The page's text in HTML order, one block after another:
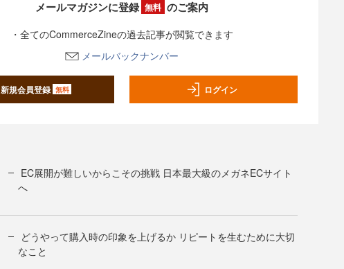
メールマガジンに登録 無料 のご案内
・全てのCommerceZineの過去記事が閲覧できます
メールバックナンバー
新規会員登録 無料 ログイン
EC展開が難しいからこその挑戦 日本最大級のメガネECサイト
へ
どうやって購入時の印象を上げるか リピートを生むために大切
なこと